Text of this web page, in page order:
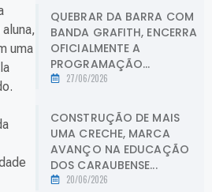
uma
QUEBRAR DA BARRA COM
BANDA GRAFITH, ENCERRA
OFICIALMENTE A
PROGRAMAÇÃO...
27/06/2026
CONSTRUÇÃO DE MAIS
UMA CRECHE, MARCA
AVANÇO NA EDUCAÇÃO
DOS CARAUBENSE...
20/06/2026